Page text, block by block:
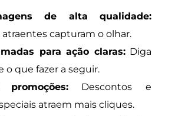
de alta qualidade:
capturam o olhar.
para ação claras:Diga
o que fazer a seguir.
promoções:Descontos e
atraem mais cliques.